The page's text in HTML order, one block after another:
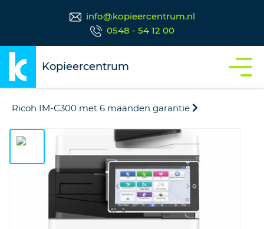
info@kopieercentrum.nl
0548 - 54 12 00
Kopieercentrum
Ricoh IM-C300 met 6 maanden garantie